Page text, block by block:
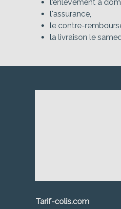
l'enlèvement à
l'assurance,
le contre-
la livraison le
Tarif-colis.com